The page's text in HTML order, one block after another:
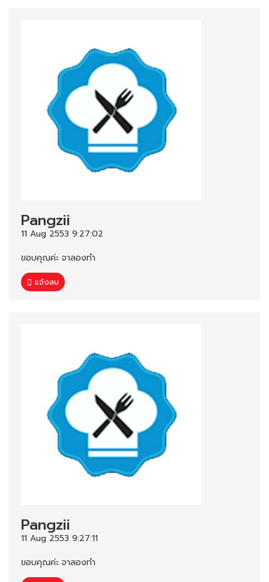
Pangzii
11 Aug 2553 9:27:02
ขอบคุณค่ะ จาลองทำ
แจ้งลบ
Pangzii
11 Aug 2553 9:27:11
ขอบคุณค่ะ จาลองทำ